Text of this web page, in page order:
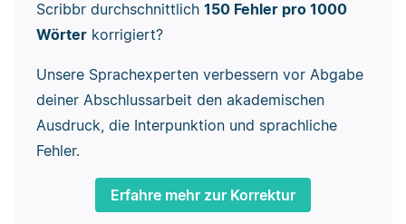
Scribbr durchschnittlich 150 Fehler pro 1000
Wörterkorrigiert?
Unsere Sprachexperten verbessern vor Abgabe
deiner Abschlussarbeit den akademischen
Ausdruck, die Interpunktion und sprachliche
Fehler.
Erfahre mehr zur Korrektur